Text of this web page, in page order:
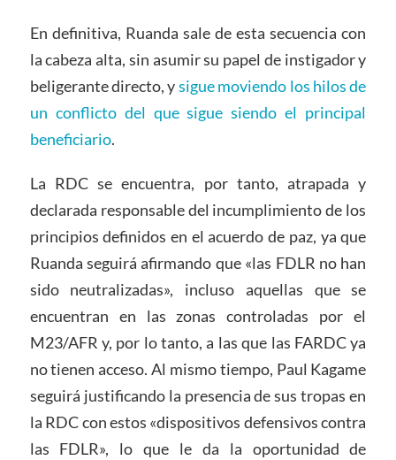
En definitiva, Ruanda sale de esta secuencia con
la cabeza alta, sin asumir su papel de instigador y
beligerante directo, ysigue moviendo los hilos de
un conflicto del que sigue siendo el principal
beneficiario.
La RDC se encuentra, por tanto, atrapada y
declarada responsable del incumplimiento de los
principios definidos en el acuerdo de paz, ya que
Ruanda seguirá afirmando que «las FDLR no han
sido neutralizadas», incluso aquellas que se
encuentran en las zonas controladas por el
M23/AFR y, por lo tanto, a las que las FARDC ya
no tienen acceso. Al mismo tiempo, Paul Kagame
seguirá justificando la presencia de sus tropas en
la RDC con estos «dispositivos defensivos contra
las FDLR», lo que le da la oportunidad de